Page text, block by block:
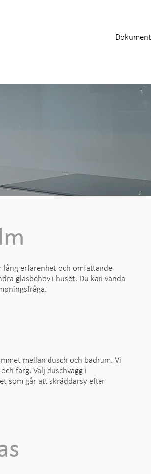
Dokument
lång erfarenhet och omfattande
glasbehov i huset. Du kan vända
mellan dusch och badrum. Vi
färg. Välj duschvägg i
som går att skräddarsy efter